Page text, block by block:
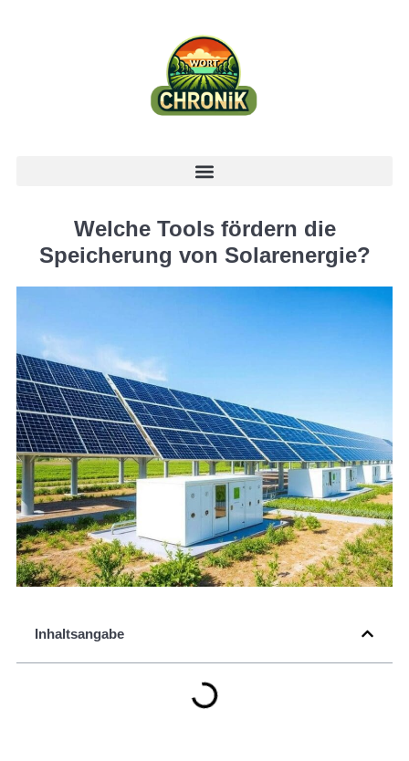
Welche Tools fördern die
Speicherung von Solarenergie?
Inhaltsangabe